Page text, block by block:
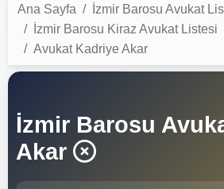
Ana Sayfa
İzmir Barosu Avukat
İzmir Barosu Kiraz Avukat Listesi
Avukat Kadriye Akar
İzmir Barosu
Akar